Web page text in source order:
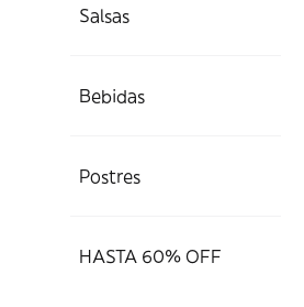
Salsas
Bebidas
Postres
HASTA 60% OFF